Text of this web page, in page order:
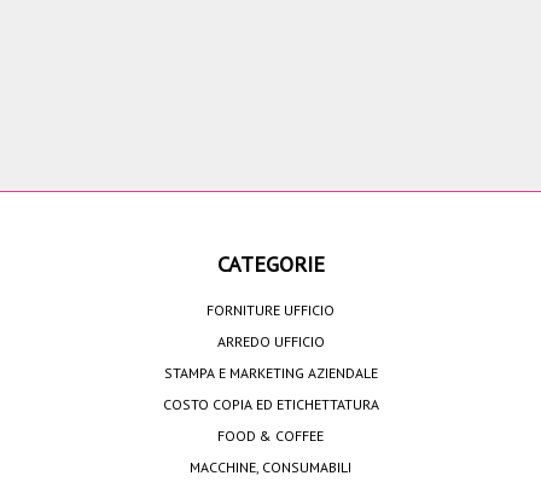
CATEGORIE
FORNITURE UFFICIO
ARREDO UFFICIO
STAMPA E MARKETING AZIENDALE
COSTO COPIA ED ETICHETTATURA
FOOD & COFFEE
MACCHINE, CONSUMABILI